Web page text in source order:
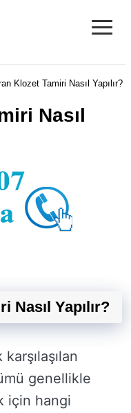
≡
Klozet Tamiri Nasıl Yapılır?
Nasıl
Nasıl Yapılır?
genellikle
için hangi